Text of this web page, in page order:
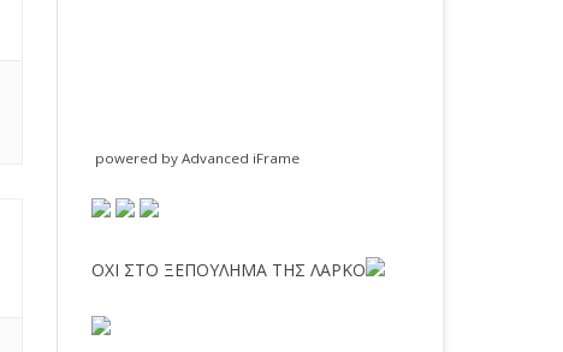
powered by Advanced iFrame
ΟΧΙ ΣΤΟ ΞΕΠΟΥΛΗΜΑ ΤΗΣ ΛΑΡΚΟ